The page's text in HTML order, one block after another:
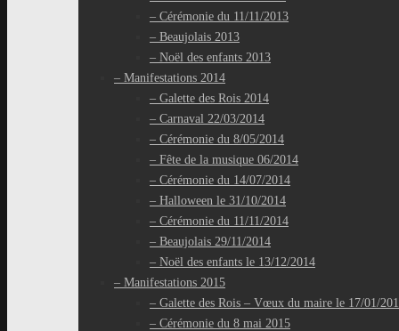
– Cérémonie du 11/11/2013
– Beaujolais 2013
– Noël des enfants 2013
– Manifestations 2014
– Galette des Rois 2014
– Carnaval 22/03/2014
– Cérémonie du 8/05/2014
– Fête de la musique 06/2014
– Cérémonie du 14/07/2014
– Halloween le 31/10/2014
– Cérémonie du 11/11/2014
– Beaujolais 29/11/2014
– Noël des enfants le 13/12/2014
– Manifestations 2015
– Galette des Rois – Vœux du maire le 17/01/
– Cérémonie du 8 mai 2015